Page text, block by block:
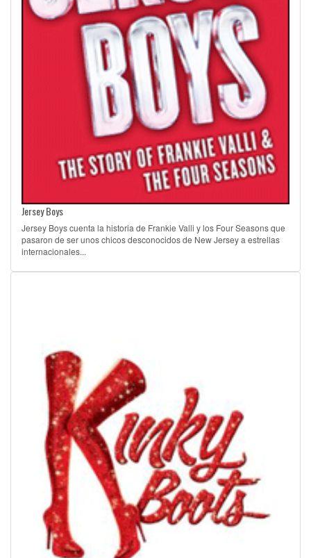
Jersey Boys
Jersey Boys cuenta la historia de Frankie Valli y los Four Seasons que
pasaron de ser unos chicos desconocidos de New Jersey a estrellas
internacionales...